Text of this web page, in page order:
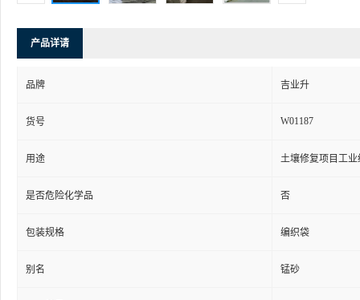
产品详请
品牌 吉业升
货号 W01187
用途 土壤修复项目工业
是否危险化学品 否
包装规格 编织袋
别名 锰砂